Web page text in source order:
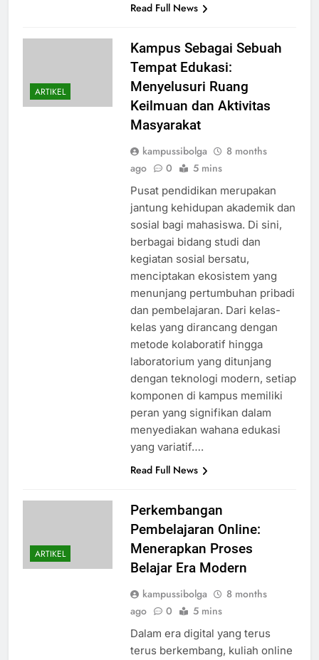
Read Full News
ARTIKEL
Kampus Sebagai Sebuah
Tempat Edukasi:
Menyelusuri Ruang
Keilmuan dan Aktivitas
Masyarakat
kampussibolga
8 months
ago
0 5 mins
Pusat pendidikan merupakan
jantung kehidupan akademik dan
sosial bagi mahasiswa. Di sini,
berbagai bidang studi dan
kegiatan sosial bersatu,
menciptakan ekosistem yang
menunjang pertumbuhan pribadi
dan pembelajaran. Dari kelas-
kelas yang dirancang dengan
metode kolaboratif hingga
laboratorium yang ditunjang
dengan teknologi modern, setiap
komponen di kampus memiliki
peran yang signifikan dalam
menyediakan wahana edukasi
yang variatif….
Read Full News
ARTIKEL
Perkembangan
Pembelajaran Online:
Menerapkan Proses
Belajar Era Modern
kampussibolga
8 months
ago
0 5 mins
Dalam era digital yang terus
terus berkembang, kuliah online